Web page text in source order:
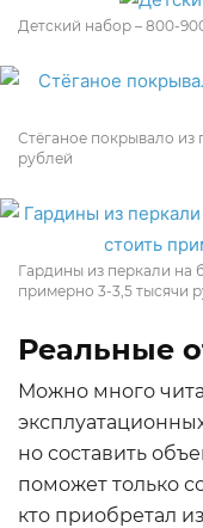
Детский набор – 800-
Стёганое покрывало из
рублей
Гардины из перкали на
примерно 3-3,5 тысячи
Реальные
Можно много
но составить
поможет только
кто приобретал